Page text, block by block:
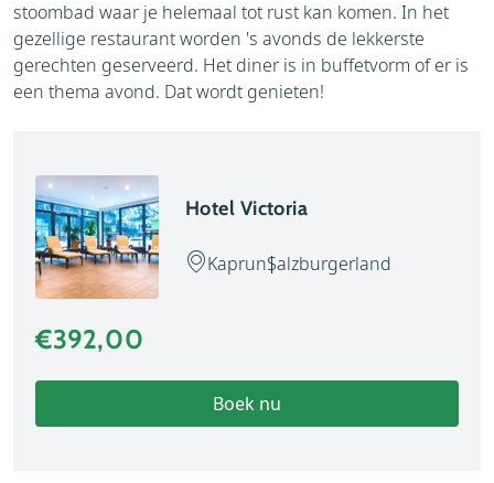
stoombad waar je helemaal tot rust kan komen. In het
gezellige restaurant worden 's avonds de lekkerste
gerechten geserveerd. Het diner is in buffetvorm of er is
een thema avond. Dat wordt genieten!
Hotel Victoria
KaprunSalzburgerland
€392,00
Boek nu